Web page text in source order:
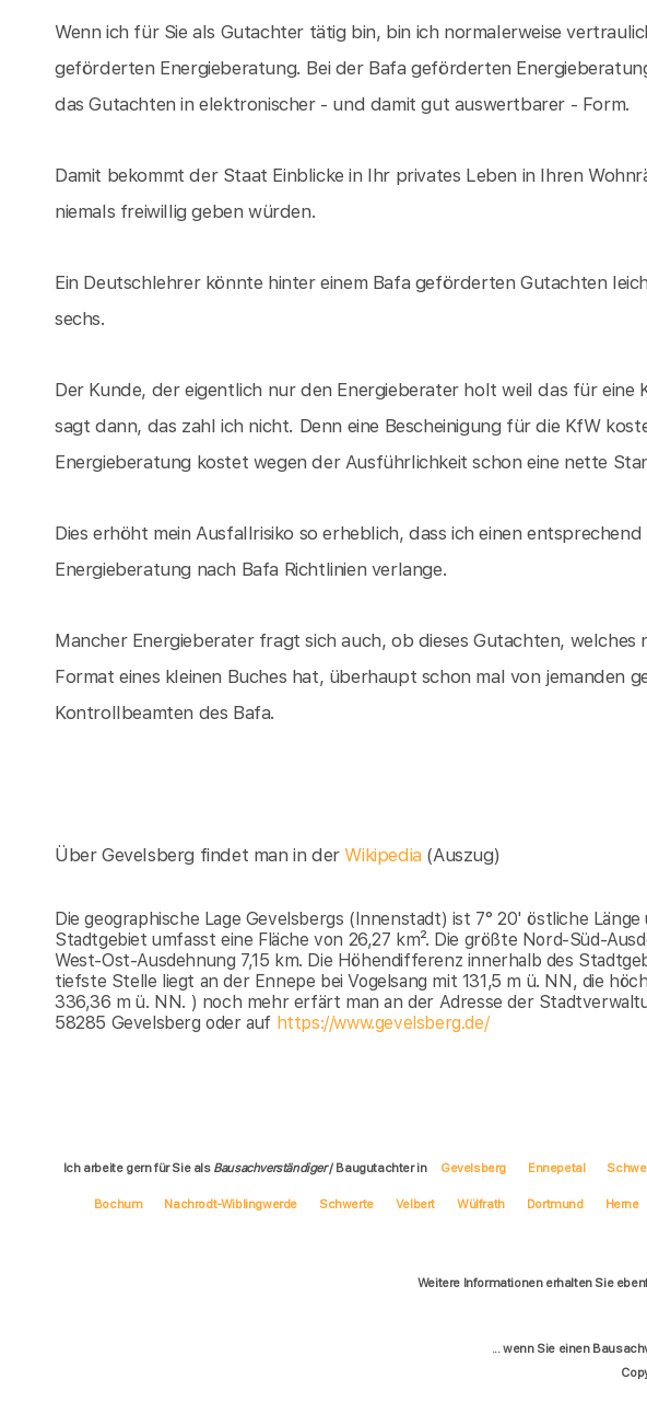
Wenn ich für Sie als Gutachter tätig bin, bin ich normalerweise
geförderten Energieberatung. Bei der Bafa geförderten
das Gutachten in elektronischer - und damit gut auswertbarer - Form.
Damit bekommt der Staat Einblicke in Ihr privates Leben in Ihren
niemals freiwillig geben würden.
Ein Deutschlehrer könnte hinter einem Bafa geförderten Gutachten
sechs.
Der Kunde, der eigentlich nur den Energieberater holt weil das für eine
sagt dann, das zahl ich nicht. Denn eine Bescheinigung für die KfW
Energieberatung kostet wegen der Ausführlichkeit schon eine nette
Dies erhöht mein Ausfallrisiko so erheblich, dass ich einen
Energieberatung nach Bafa Richtlinien verlange.
Mancher Energieberater fragt sich auch, ob dieses Gutachten, welches
Format eines kleinen Buches hat, überhaupt schon mal von jemanden
Kontrollbeamten des Bafa.
Über Gevelsberg findet man in derWikipedia (Auszug)
Die geographische Lage Gevelsbergs (Innenstadt) ist 7° 20' östliche
Stadtgebiet umfasst eine Fläche von 26,27 km². Die größte Nord-Süd-
West-Ost-Ausdehnung 7,15 km. Die Höhendifferenz innerhalb des
tiefste Stelle liegt an der Ennepe bei Vogelsang mit 131,5 m ü. NN, die
336,36 m ü. NN. ) noch mehr erfärt man an der Adresse der
58285 Gevelsberg oder auf https://www.gevelsberg.de/
Ich arbeite gern für Sie als Bausachverständiger/ Baugutachter in Gevelsberg Ennepetal
Bochum Nachrodt-Wiblingwerde Schwerte Velbert Wülfrath Dortmund Herne
Weitere Informationen erhalten Sie
... wenn Sie einen